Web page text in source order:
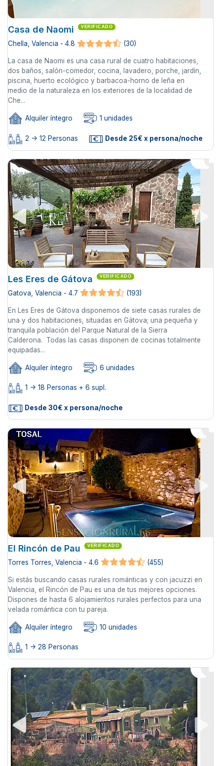
Casa de Naomi VERIFICADO
Chella, Valencia - 4.8 (30)
La casa de Naomi es una casa rural de cuatro habitaciones,
dos baños, salón-comedor, cocina, lavadero, porche, jardín,
piscina, huerto ecológico y barbacoa-horno de leña en
medio de la naturaleza en los exteriores de la localidad de
Che...
Alquiler íntegro 1 unidades
2 -> 12 Personas Desde 25€ x persona/noche
Les Eres de Gátova VERIFICADO
Gatova, Valencia - 4.7 (193)
En Les Eres de Gátova disponemos de siete casas rurales de
una y dos habitaciones, situadas en Gátova; una pequeña y
tranquila población del Parque Natural de la Sierra
Calderona. Todas las casas disponen de cocinas totalmente
equipadas...
Alquiler íntegro 6 unidades
1 -> 18 Personas + 6 supl.
Desde 30€ x persona/noche
El Rincón de Pau VERIFICADO
Torres Torres, Valencia - 4.6 (455)
Si estás buscando casas rurales románticas y con jacuzzi en
Valencia, el Rincón de Pau es una de tus mejores opciones.
Dispones de hasta 6 alojamientos rurales perfectos para una
velada romántica con tu pareja.
Alquiler íntegro 10 unidades
1 -> 28 Personas